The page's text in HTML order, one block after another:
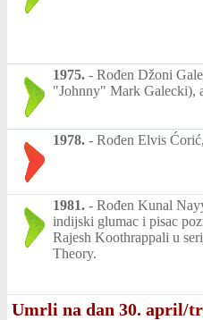
1975. - Rođen Džoni
"Johnny" Mark Galecki),
1978. - Rođen Elvis
1981. - Rođen Kunal
indijski glumac i pisac
Rajesh Koothrappali u
Theory.
Umrli na dan 30. april/